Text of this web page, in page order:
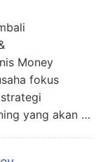
Money
fokus
yang akan …